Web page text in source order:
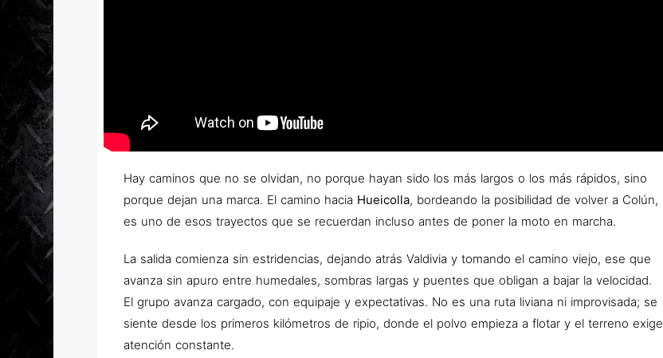
Hay caminos que no se olvidan, no porque hayan sido los más largos o los más rápidos, sino
porque dejan una marca. El camino hacia Hueicolla, bordeando la posibilidad de volver a Colún,
es uno de esos trayectos que se recuerdan incluso antes de poner la moto en marcha.
La salida comienza sin estridencias, dejando atrás Valdivia y tomando el camino viejo, ese que
avanza sin apuro entre humedales, sombras largas y puentes que obligan a bajar la velocidad.
El grupo avanza cargado, con equipaje y expectativas. No es una ruta liviana ni improvisada; se
siente desde los primeros kilómetros de ripio, donde el polvo empieza a flotar y el terreno exige
atención constante.